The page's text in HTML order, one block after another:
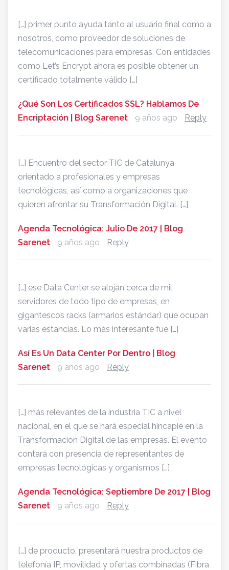
[…] primer punto ayuda tanto al usuario final como a
nosotros, como proveedor de soluciones de
telecomunicaciones para empresas. Con entidades
como Let’s Encrypt ahora es posible obtener un
certificado totalmente válido […]
¿Qué Son Los Certificados SSL? Hablamos De
Encriptación | Blog Sarenet
9 años ago Reply
[…] Encuentro del sector TIC de Catalunya
orientado a profesionales y empresas
tecnológicas, así como a organizaciones que
quieren afrontar su Transformación Digital. […]
Agenda Tecnológica: Julio De 2017 | Blog
Sarenet
9 años ago Reply
[…] ese Data Center se alojan cerca de mil
servidores de todo tipo de empresas, en
gigantescos racks (armarios estándar) que ocupan
varias estancias. Lo más interesante fue […]
Así Es Un Data Center Por Dentro | Blog
Sarenet
9 años ago Reply
[…] más relevantes de la industria TIC a nivel
nacional, en el que se hará especial hincapié en la
Transformación Digital de las empresas. El evento
contará con presencia de representantes de
empresas tecnológicas y organismos […]
Agenda Tecnológica: Septiembre De 2017 | Blog
Sarenet
9 años ago Reply
[…] de producto, presentará nuestra productos de
telefonía IP, movilidad y ofertas combinadas (Fibra